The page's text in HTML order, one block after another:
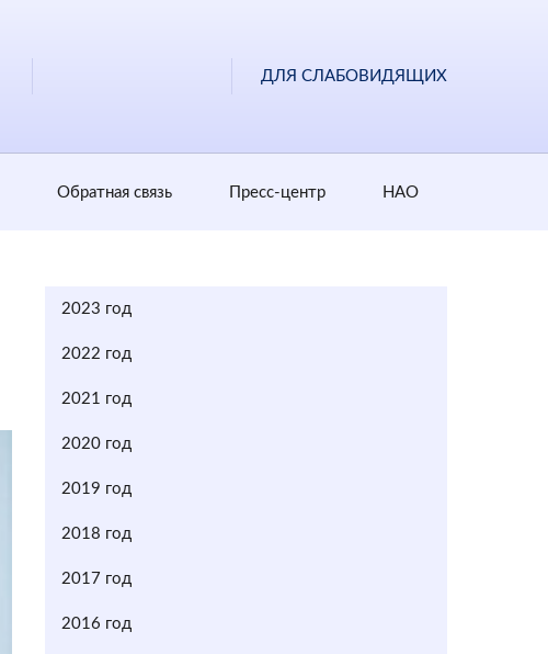
ДЛЯ СЛАБОВИДЯЩИХ
Обратная cвязь Пресс-центр НАО
2023 год
2022 год
2021 год
2020 год
2019 год
2018 год
2017 год
2016 год